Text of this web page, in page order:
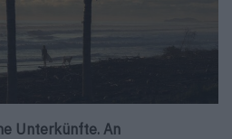
Unterkünfte. An